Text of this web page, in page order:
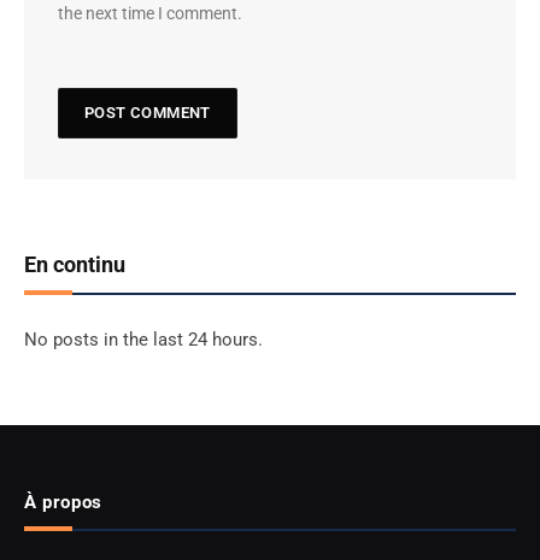
the next time I comment.
En continu
No posts in the last 24 hours.
À propos